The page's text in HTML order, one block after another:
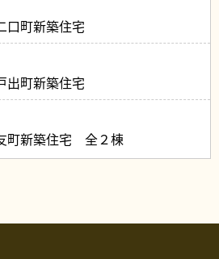
口町新築住宅
出町新築住宅
町新築住宅 全２棟